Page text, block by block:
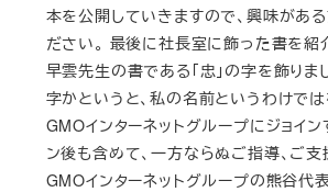
本を公開していきますので、興味があ
ださい。 最後に社長室に飾った書を紹
早雲先生の書である「忠」の字を飾りま
字かというと、私の名前というわけでは
GMOインターネットグループにジョイン
ン後も含めて、一方ならぬご指導、ご支
GMOインターネットグループの熊谷代